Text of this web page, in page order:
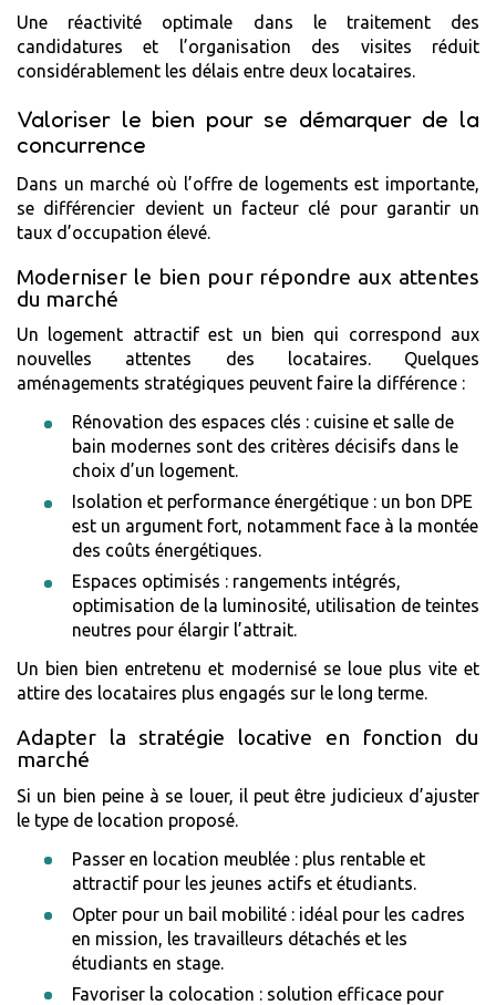
Une réactivité optimale dans le traitement des
candidatures et l’organisation des visites réduit
considérablement les délais entre deux locataires.
Valoriser le bien pour se démarquer de la
concurrence
Dans un marché où l’offre de logements est importante,
se différencier devient un facteur clé pour garantir un
taux d’occupation élevé.
Moderniser le bien pour répondre aux attentes
du marché
Un logement attractif est un bien qui correspond aux
nouvelles attentes des locataires. Quelques
aménagements stratégiques peuvent faire la différence :
Rénovation des espaces clés : cuisine et salle de
bain modernes sont des critères décisifs dans le
choix d’un logement.
Isolation et performance énergétique : un bon DPE
est un argument fort, notamment face à la montée
des coûts énergétiques.
Espaces optimisés : rangements intégrés,
optimisation de la luminosité, utilisation de teintes
neutres pour élargir l’attrait.
Un bien bien entretenu et modernisé se loue plus vite et
attire des locataires plus engagés sur le long terme.
Adapter la stratégie locative en fonction du
marché
Si un bien peine à se louer, il peut être judicieux d’ajuster
le type de location proposé.
Passer en location meublée : plus rentable et
attractif pour les jeunes actifs et étudiants.
Opter pour un bail mobilité : idéal pour les cadres
en mission, les travailleurs détachés et les
étudiants en stage.
Favoriser la colocation : solution efficace pour